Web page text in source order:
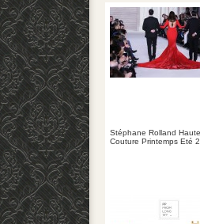
Stéphane Rolland
Couture Printemps Eté